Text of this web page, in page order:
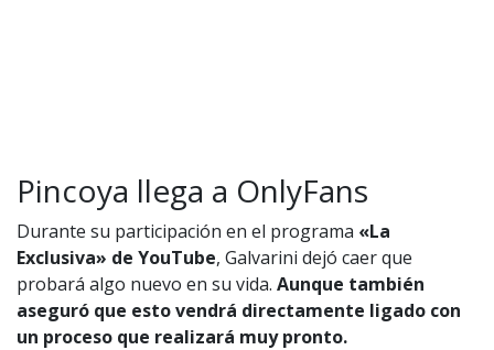
Pincoya llega a OnlyFans
Durante su participación en el programa «La
Exclusiva» de YouTube, Galvarini dejó caer que
probará algo nuevo en su vida. Aunque también
aseguró que esto vendrá directamente ligado con
un proceso que realizará muy pronto.